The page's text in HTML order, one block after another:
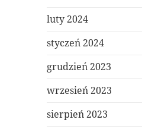
luty 2024
styczeń 2024
grudzień 2023
wrzesień 2023
sierpień 2023